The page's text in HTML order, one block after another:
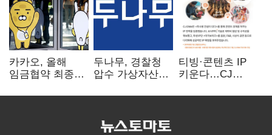
카카오, 올해
임금협약 최종
인상·격려금
두나무, 경찰청
압수 가상자산
커스터디 사업
티빙·콘텐츠 IP
키운다…CJ
글로벌 확장 가속